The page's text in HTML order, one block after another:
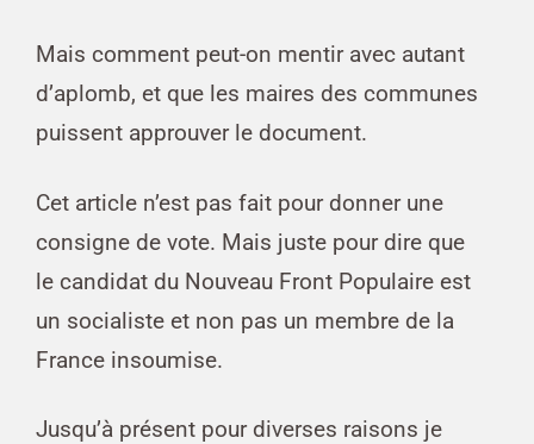
Mais comment peut-on mentir avec autant
d’aplomb, et que les maires des communes
puissent approuver le document.
Cet article n’est pas fait pour donner une
consigne de vote. Mais juste pour dire que
le candidat du Nouveau Front Populaire est
un socialiste et non pas un membre de la
France insoumise.
Jusqu’à présent pour diverses raisons je